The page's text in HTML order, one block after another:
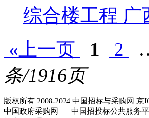
综合楼工程 广
«上一页
1 2
条/1916页
版权所有 2008-2024 中国招标与采购网 京
中国政府采购网 | 中国招投标公共服